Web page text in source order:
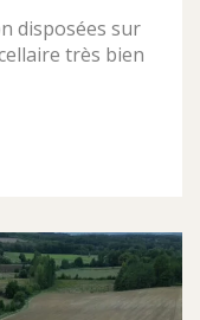
disposées sur
très bien